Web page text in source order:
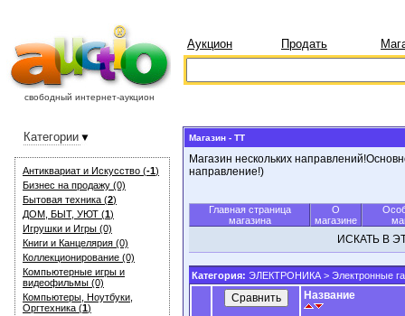
свободный интернет-аукцион
Аукцион Продать
Антиквариат и Искуcство (-1)
Бизнес на продажу (0)
Бытовая техника (2)
ДОМ, БЫТ, УЮТ (1)
Игрушки и Игры (0)
Книги и Канцелярия (0)
Коллекционирование (0)
Компьютерные игры и
видеофильмы (0)
Компьютеры, Ноутбуки,
Оргтехника (1)
Категории Магазин - TT
Магазин нескольких
направление!)
Главная страница
магазина
О
магазине
ИСКАТЬ В
Категория: ЭЛЕКТРОНИКА > Электронные
Название